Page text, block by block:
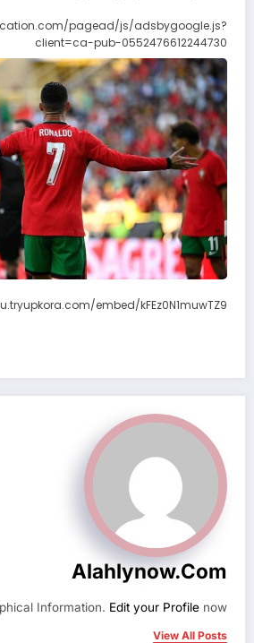
pagead/js/adsbygoogle.js?
client=ca-pub-0552476612244730
embed/kFEz0N1muwTZ9
Alahlynow.com
Information. Edit your Profile now.
View All Posts